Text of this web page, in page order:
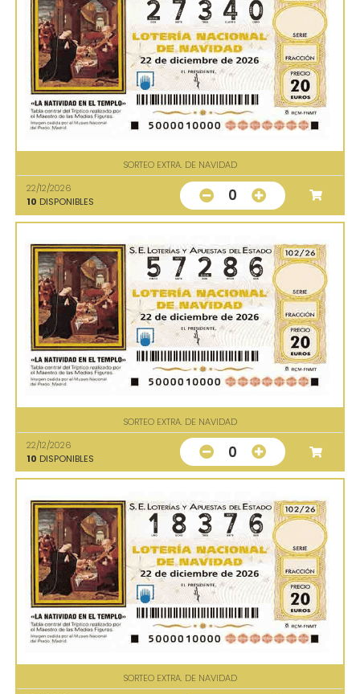
SORTEO EXTRA. DE NAVIDAD
22/12/2026
10 DISPONIBLES 0
SORTEO EXTRA. DE NAVIDAD
22/12/2026
10 DISPONIBLES 0
SORTEO EXTRA. DE NAVIDAD